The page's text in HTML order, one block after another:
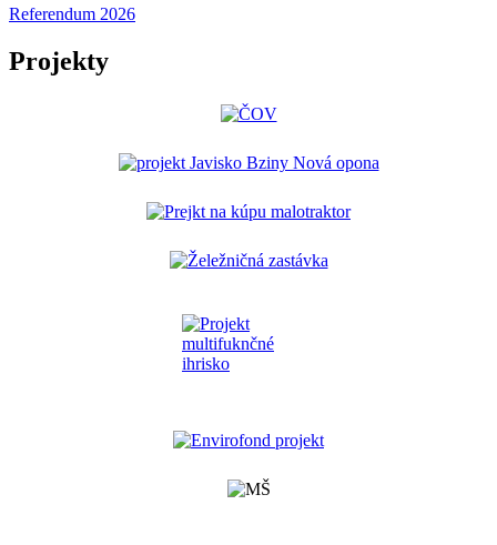
Referendum 2026
Projekty